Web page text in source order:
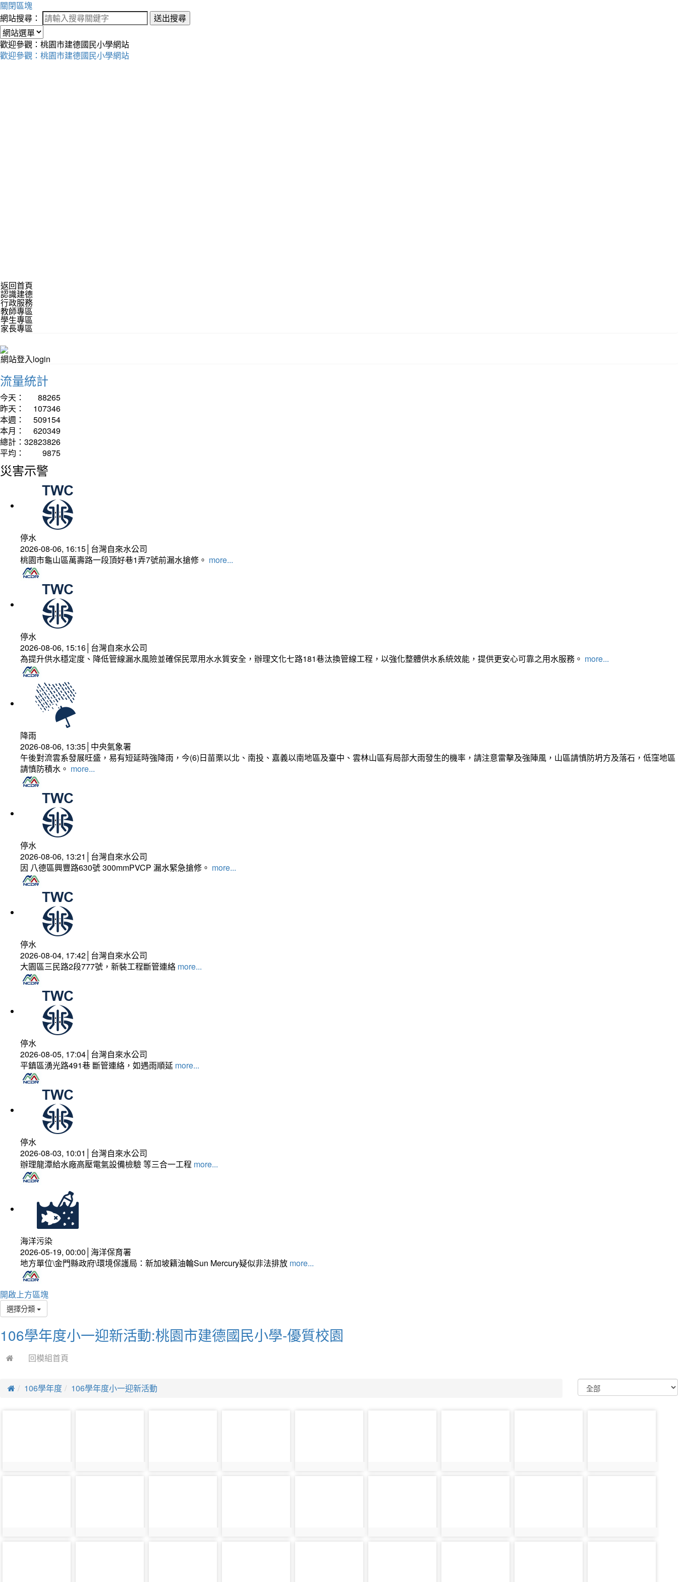
關閉區塊
網站搜尋：
送出搜尋
歡迎參觀：桃園市建德國民小學網站
歡迎參觀：桃園市建德國民小學網站
返回首頁
認識建德
行政服務
教師專區
學生專區
家長專區
網站登入login
流量統計
今天：
88265
昨天：
107346
本週：
509154
本月：
620349
總計： 32823826
平均：
9875
災害示警
停水
2026-08-06, 16:15│台灣自來水公司
桃園市龜山區萬壽路一段頂好巷1弄7號前漏水搶修。 more...
停水
2026-08-06, 15:16│台灣自來水公司
為提升供水穩定度、降低管線漏水風險並確保民眾用水水質安全，辦理文化七路181巷汰換管線工程，以強化整體供水系統效能，提供更安心可靠之用水服務。 more...
降雨
2026-08-06, 13:35│中央氣象署
午後對流雲系發展旺盛，易有短延時強降雨，今(6)日苗栗以北、南投、嘉義以南地區及臺中、雲林山區有局部大雨發生的機率，請注意雷擊及強陣風，山區請慎防坍方及落石，低窪地區
請慎防積水。 more...
停水
2026-08-06, 13:21│台灣自來水公司
因 八德區興豐路630號 300mmPVCP 漏水緊急搶修。 more...
停水
2026-08-04, 17:42│台灣自來水公司
大園區三民路2段777號，新裝工程斷管連絡 more...
停水
2026-08-05, 17:04│台灣自來水公司
平鎮區湧光路491巷 斷管連絡，如遇雨順延 more...
停水
2026-08-03, 10:01│台灣自來水公司
辦理龍潭給水廠高壓電氣設備檢驗 等三合一工程 more...
海洋污染
2026-05-19, 00:00│海洋保育署
地方單位\金門縣政府\環境保護局：新加坡籍油輪Sun Mercury疑似非法排放 more...
開啟上方區塊
選擇分類
106學年度小一迎新活動:桃園市建德國民小學-優質校園
回模組首頁
106學年度 106學年度小一迎新活動